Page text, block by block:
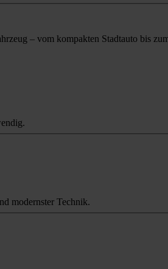
– vom kompakten Stadtauto bis
modernster Technik.